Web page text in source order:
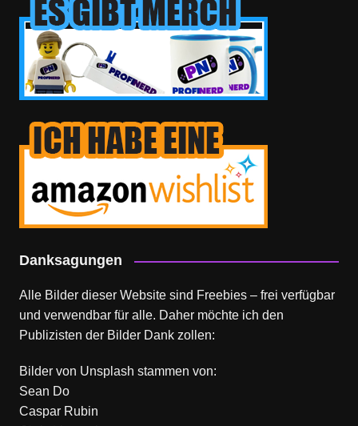
Danksagungen
Alle Bilder dieser Website sind Freebies – frei verfügbar
und verwendbar für alle. Daher möchte ich den
Publizisten der Bilder Dank zollen:
Bilder von Unsplash stammen von:
Sean Do
Caspar Rubin